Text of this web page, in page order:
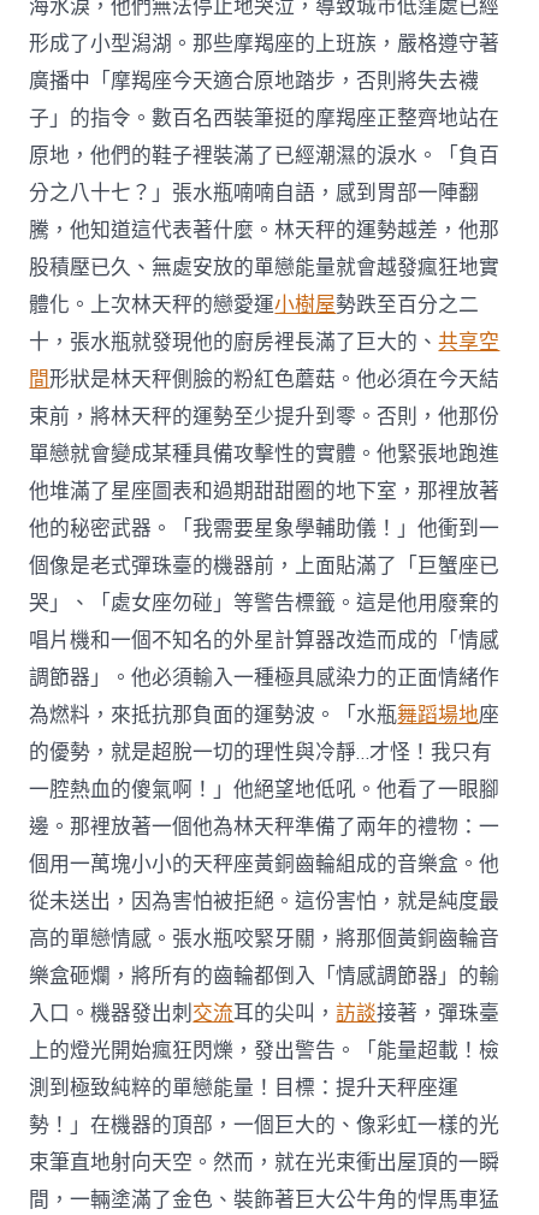
海水淚，他們無法停止地哭泣，導致城市低窪處已經
形成了小型潟湖。那些摩羯座的上班族，嚴格遵守著
廣播中「摩羯座今天適合原地踏步，否則將失去襪
子」的指令。數百名西裝筆挺的摩羯座正整齊地站在
原地，他們的鞋子裡裝滿了已經潮濕的淚水。「負百
分之八十七？」張水瓶喃喃自語，感到胃部一陣翻
騰，他知道這代表著什麼。林天秤的運勢越差，他那
股積壓已久、無處安放的單戀能量就會越發瘋狂地實
體化。上次林天秤的戀愛運小樹屋勢跌至百分之二
十，張水瓶就發現他的廚房裡長滿了巨大的、共享空
間形狀是林天秤側臉的粉紅色蘑菇。他必須在今天結
束前，將林天秤的運勢至少提升到零。否則，他那份
單戀就會變成某種具備攻擊性的實體。他緊張地跑進
他堆滿了星座圖表和過期甜甜圈的地下室，那裡放著
他的秘密武器。「我需要星象學輔助儀！」他衝到一
個像是老式彈珠臺的機器前，上面貼滿了「巨蟹座已
哭」、「處女座勿碰」等警告標籤。這是他用廢棄的
唱片機和一個不知名的外星計算器改造而成的「情感
調節器」。他必須輸入一種極具感染力的正面情緒作
為燃料，來抵抗那負面的運勢波。「水瓶舞蹈場地座
的優勢，就是超脫一切的理性與冷靜…才怪！我只有
一腔熱血的傻氣啊！」他絕望地低吼。他看了一眼腳
邊。那裡放著一個他為林天秤準備了兩年的禮物：一
個用一萬塊小小的天秤座黃銅齒輪組成的音樂盒。他
從未送出，因為害怕被拒絕。這份害怕，就是純度最
高的單戀情感。張水瓶咬緊牙關，將那個黃銅齒輪音
樂盒砸爛，將所有的齒輪都倒入「情感調節器」的輸
入口。機器發出刺交流耳的尖叫，訪談接著，彈珠臺
上的燈光開始瘋狂閃爍，發出警告。「能量超載！檢
測到極致純粹的單戀能量！目標：提升天秤座運
勢！」在機器的頂部，一個巨大的、像彩虹一樣的光
束筆直地射向天空。然而，就在光束衝出屋頂的一瞬
間，一輛塗滿了金色、裝飾著巨大公牛角的悍馬車猛